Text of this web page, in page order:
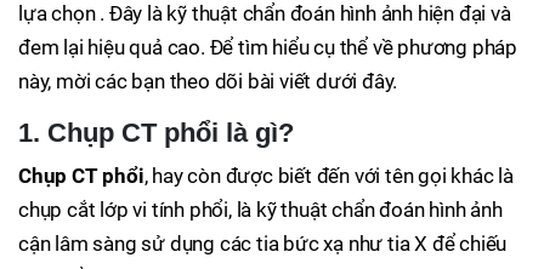
lựa chọn . Đây là kỹ thuật chẩn đoán hình ảnh hiện đại và
đem lại hiệu quả cao. Để tìm hiểu cụ thể về phương pháp
này, mời các bạn theo dõi bài viết dưới đây.
1. Chụp CT phổi là gì?
Chụp CT phổi, hay còn được biết đến với tên gọi khác là
chụp cắt lớp vi tính phổi, là kỹ thuật chẩn đoán hình ảnh
cận lâm sàng sử dụng các tia bức xạ như tia X để chiếu